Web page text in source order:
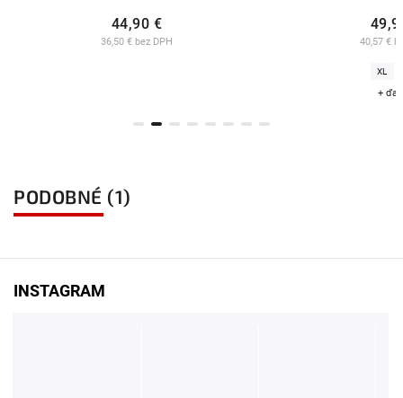
36,50 € bez DPH
44,90 €
40,57 €
XL
+
PODOBNÉ (1)
INSTAGRAM